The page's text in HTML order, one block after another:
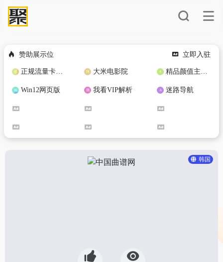
赞助展示位 立即入驻
正规流量卡免费加盟合作 大米电影院 精品颜值主播定制
Win12网页版 我看VIP解析 迷路导航
韩国